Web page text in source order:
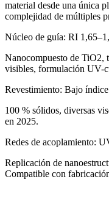
material desde una única
complejidad de múltiples
Núcleo de guía: RI
Nanocompuesto de TiO2,
visibles, formulación UV-
Revestimiento: Bajo
100 % sólidos, diversas
en 2025.
Redes de acoplamiento:
Replicación de
Compatible con